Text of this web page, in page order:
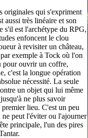
originales qui s'expriment
aussi très linéaire et son
s'il est l'archétype du RPG,
enfoncent le clou
à revisiter un château,
exemple à Tock où l'on
pour ouvrir un coffre,
c'est la longue opération
nécessité. La seule
un objet qui lui même
ne plus savoir
lieu. C'est un peu
peut l'éviter ou l'ajourner
principale, l'un des pires